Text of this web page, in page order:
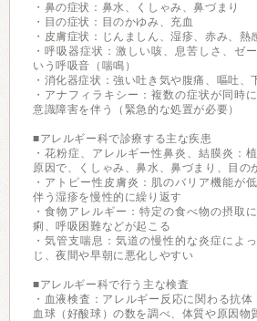
・鼻の症状：鼻水、くしゃみ、鼻づまり
・目の症状：目のかゆみ、充血
・皮膚症状：じんましん、湿疹、赤み、熱
・呼吸器症状：激しい咳、息苦しさ、ゼ
いう呼吸音（喘鳴）
・消化器症状：強い吐き気や腹痛、嘔吐、
・アナフィラキシー：複数の症状が同時
意識障害を伴う（緊急的な処置が必要）
■アレルギー科で診療する主な疾患
・花粉症、アレルギー性鼻炎、結膜炎：
原因で、くしゃみ、鼻水、鼻づまり、目の
・アトピー性皮膚炎：肌のバリア機能が
伴う湿疹を慢性的に繰り返す
・食物アレルギー：特定の食べ物の摂取
痢、呼吸困難などが起こる
・気管支喘息：気道の慢性的な炎症によ
じ、夜間や早朝に悪化しやすい
■アレルギー科で行う主な検査
・血液検査：アレルギー反応に関わる抗
血球（好酸球）の数を調べ、体質や原因物